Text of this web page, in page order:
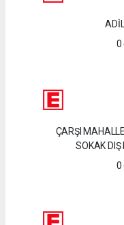
0
ÇARŞI
SOKAK DIŞ
0